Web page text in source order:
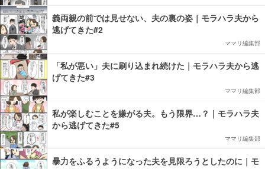
義両親の前では見せない、夫の裏の姿｜モラハラ夫から
逃げてきた#2
ママリ編集部
「私が悪い」夫に刷り込まれ続けた｜モラハラ夫から逃
げてきた#3
ママリ編集部
私が楽しむことを嫌がる夫。もう限界…？｜モラハラ夫
から逃げてきた#5
ママリ編集部
暴力をふるうようになった夫を見限ろうとしたのに｜モ